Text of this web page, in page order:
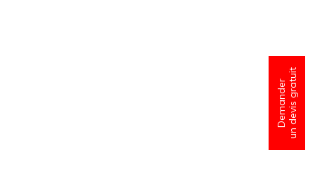
Demanderun devis gratuit